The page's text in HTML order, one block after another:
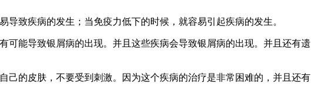
致疾病的发生；当免疫力低下的时候，就容易引起疾病的发生。
可能导致银屑病的出现。并且这些疾病会导致银屑病的出现。并且还有遗
己的皮肤，不要受到刺激。因为这个疾病的治疗是非常困难的，并且还有